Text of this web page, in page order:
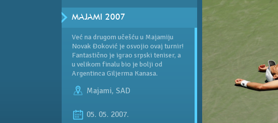
MAJAMI 2007
Već na drugom učešću u Majamiju
Novak Đoković je osvojio ovaj turnir!
Fantastično je igrao srpski teniser, a
u velikom finalu bio je bolji od
Argentinca Giljerma Kanasa.
Majami, SAD
05. 05. 2007.